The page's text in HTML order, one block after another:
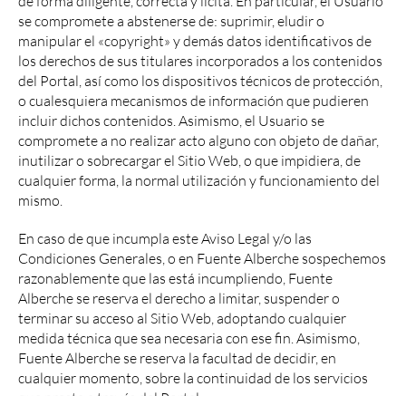
se compromete a abstenerse de: suprimir, eludir o
manipular el «copyright» y demás datos identificativos de
los derechos de sus titulares incorporados a los contenidos
del Portal, así como los dispositivos técnicos de protección,
o cualesquiera mecanismos de información que pudieren
incluir dichos contenidos. Asimismo, el Usuario se
compromete a no realizar acto alguno con objeto de dañar,
inutilizar o sobrecargar el Sitio Web, o que impidiera, de
cualquier forma, la normal utilización y funcionamiento del
mismo.
En caso de que incumpla este Aviso Legal y/o las
Condiciones Generales, o en Fuente Alberche sospechemos
razonablemente que las está incumpliendo, Fuente
Alberche se reserva el derecho a limitar, suspender o
terminar su acceso al Sitio Web, adoptando cualquier
medida técnica que sea necesaria con ese fin. Asimismo,
Fuente Alberche se reserva la facultad de decidir, en
cualquier momento, sobre la continuidad de los servicios